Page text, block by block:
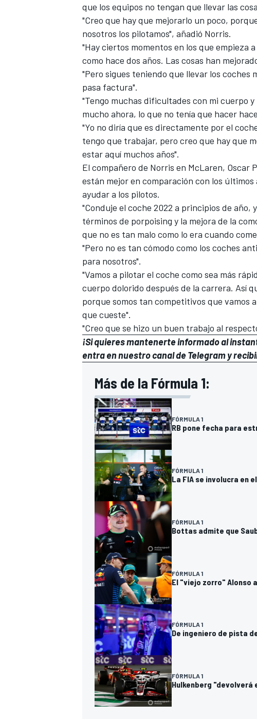
que los equipos no tengan que llevar las
"Creo que hay que mejorarlo un poco,
nosotros los pilotamos", añadió Norris.
"Hay ciertos momentos en los que
como hace dos años. Las cosas han
"Pero sigues teniendo que llevar los coches
pasa factura".
"Tengo muchas dificultades con mi cuerpo
mucho ahora, lo que no tenía que hacer
"Yo no diría que es directamente por el
tengo que trabajar, pero creo que hay que
estar aquí muchos años".
El compañero de Norris en McLaren, Oscar
están mejor en comparación con los
ayudar a los pilotos.
"Conduje el coche 2022 a principios de
términos de porpoising y la mejora de la
que no es tan malo como lo era cuando
"Pero no es tan cómodo como los coches
para nosotros".
"Vamos a pilotar el coche como sea más
cuerpo dolorido después de la carrera. Así
porque somos tan competitivos que vamos
que cueste".
"Creo que se hizo un buen trabajo al
¡Si quieres mantenerte informado al
entra ennuestro canal de Telegramy
Más de la Fórmula 1:
FÓRMULA 1
RB pone fecha para
FÓRMULA 1
La FIA se involucra en
FÓRMULA 1
Bottas admite que
FÓRMULA 1
El "viejo zorro" Alonso
FÓRMULA 1
De ingeniero de pista
FÓRMULA 1
Hulkenberg "devolverá